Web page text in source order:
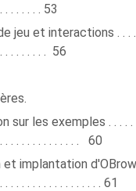
. . . . . . . 53
et interactions . . . . . .
. . . . . . . . 56
les exemples . . . . . . .
. . . . . . . . . . . . . . 60
implantation
. . . . . . . . . . . . . . . . . . 61